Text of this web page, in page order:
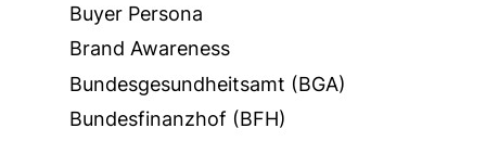
Buyer Persona
Brand Awareness
Bundesgesundheitsamt (BGA)
Bundesfinanzhof (BFH)